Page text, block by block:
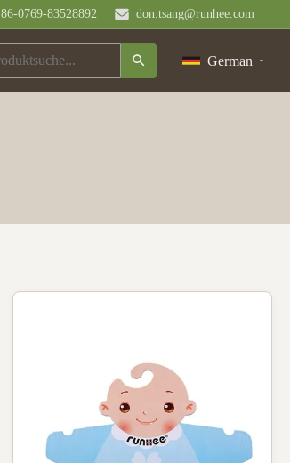
86-0769-83528892 don.tsang@runhee.com
German